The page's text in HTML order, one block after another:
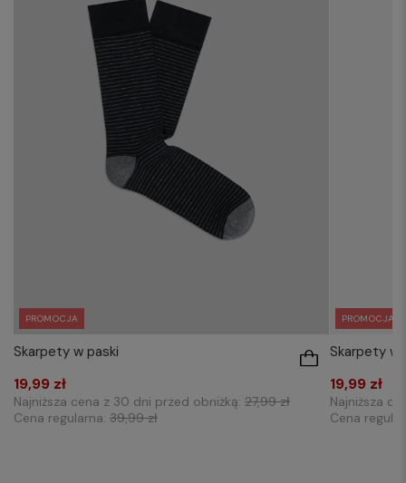
PROMOCJA
Skarpety w paski
19,99 zł
Najniższa cena z 30 dni przed obniżką: 27,99 zł
Cena regularna: 39,99 zł
PROMOCJA
Skarpety
19,99 zł
Najniższa
Cena